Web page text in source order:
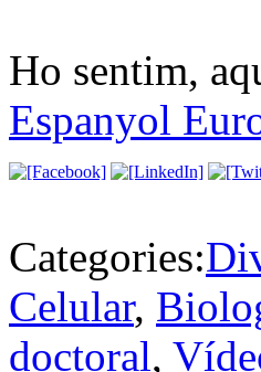
Ho sentim,
Espanyol
Categories:
Celular,
doctoral,